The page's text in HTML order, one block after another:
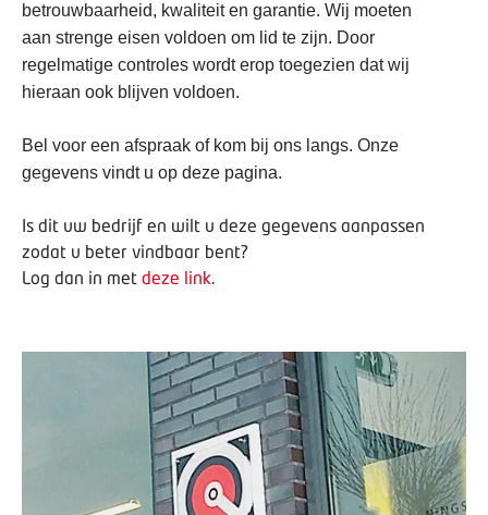
betrouwbaarheid, kwaliteit en garantie. Wij moeten
aan strenge eisen voldoen om lid te zijn. Door
regelmatige controles wordt erop toegezien dat wij
hieraan ook blijven voldoen.
Bel voor een afspraak of kom bij ons langs. Onze
gegevens vindt u op deze pagina.
Is dit uw bedrijf en wilt u deze gegevens aanpassen
zodat u beter vindbaar bent?
Log dan in met deze link.